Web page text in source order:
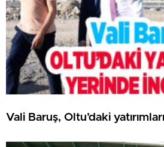
Vali Baruş, Oltu’daki